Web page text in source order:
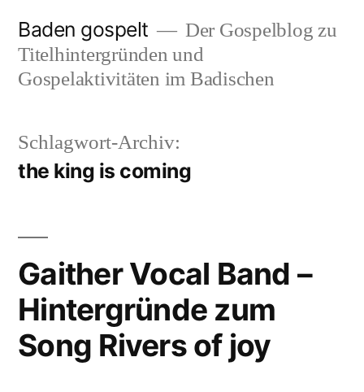
Inhalt
springen
Baden gospelt
Der Gospelblog zu
Titelhintergründen und
Gospelaktivitäten im Badischen
Schlagwort-Archiv:
the king is coming
Gaither Vocal Band –
Hintergründe zum
Song Rivers of joy